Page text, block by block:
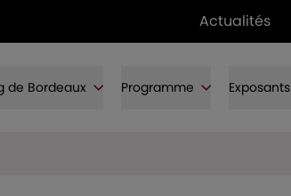
Actualités
de Bordeaux Programme Exposants